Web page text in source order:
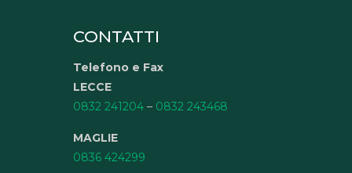
CONTATTI
Telefono e Fax
LECCE
0832 241204 – 0832 243468
MAGLIE
0836 424299